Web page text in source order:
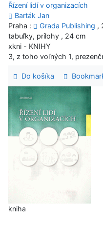
Řízení lidí v organizacích
Barták Jan
Praha :
Grada Publishing ,
tabuľky, prílohy , 24 cm
xkni - KNIHY
3, z toho voľných 1,
Do košíka
kniha